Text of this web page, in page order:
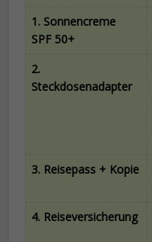
1. Sonnencreme
SPF 50+
2.
Steckdosenadapter
3. Reisepass + Kopie
4. Reiseversicherung